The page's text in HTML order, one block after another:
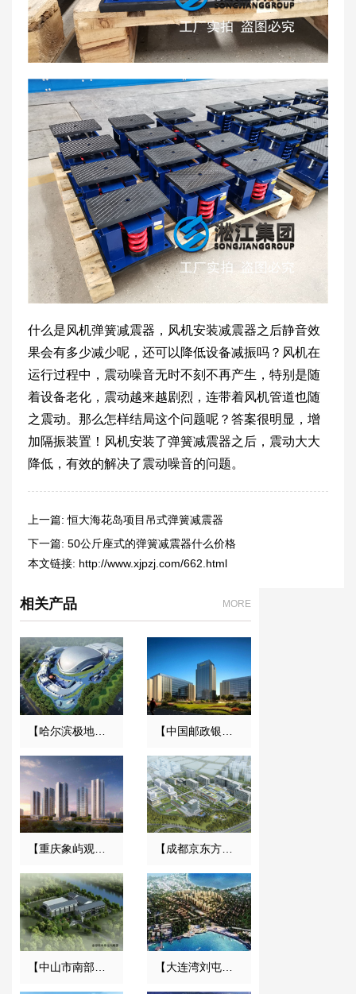
什么是风机弹簧减震器，风机安装减震器之后静音效
果会有多少减少呢，还可以降低设备减振吗？风机在
运行过程中，震动噪音无时不刻不再产生，特别是随
着设备老化，震动越来越剧烈，连带着风机管道也随
之震动。那么怎样结局这个问题呢？答案很明显，增
加隔振装置！风机安装了弹簧减震器之后，震动大大
降低，有效的解决了震动噪音的问题。
上一篇:恒大海花岛项目吊式弹簧减震器
下一篇: 50公斤座式的弹簧减震器什么价格
本文链接: http://www.xjpzj.com/662.html
相关产品 MORE
【重庆象屿观悦府电力工程】变压器减振器合同 【成都京东方医院项目】双球橡胶接头合同